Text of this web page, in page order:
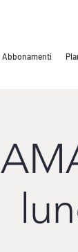
Abbonamenti